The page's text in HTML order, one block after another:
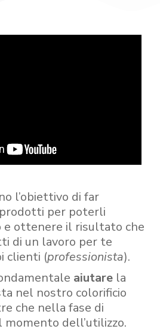
l’obiettivo di far
per poterli
e ottenere il risultato che
di un lavoro per te
clienti (professionista).
aiutare la
nel nostro colorificio
che nella fase di
momento dell’utilizzo.